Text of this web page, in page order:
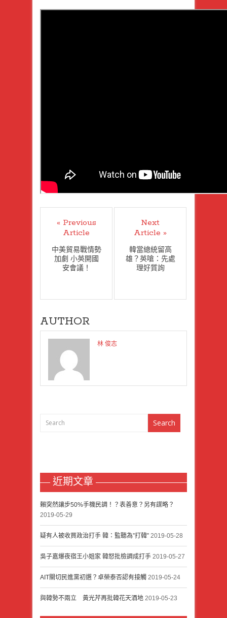
« Previous
Article
中美貿易戰情勢
加劇 小英開國
安會議！
Next
Article »
韓當總統留高
雄？英嗆：先處
理好質詢
AUTHOR
林 俊志
近期文章
賴突然讓步50%手機民調！？表善意？另有謀略？
2019-05-29
疑有人被收買政治打手 韓：監聽為”打韓” 2019-05-28
吳子嘉爆夜宿王小姐家 韓怒批檢調成打手 2019-05-27
AIT關切民進黨初選？卓榮泰否認有接觸 2019-05-24
與韓勢不兩立 黃光芹再批韓花天酒地 2019-05-23